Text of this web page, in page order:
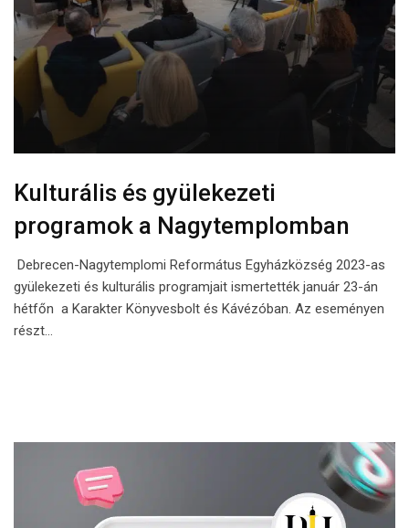
Kulturális és gyülekezeti
programok a Nagytemplomban
Debrecen-Nagytemplomi Református Egyházközség 2023-as
gyülekezeti és kulturális programjait ismertették január 23-án
hétfőn a Karakter Könyvesbolt és Kávézóban. Az eseményen
részt…